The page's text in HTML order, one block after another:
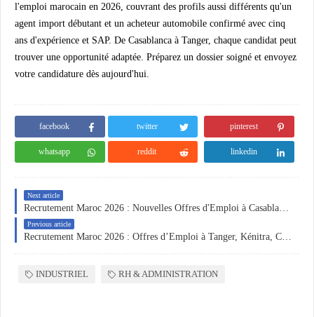
l'emploi marocain en 2026, couvrant des profils aussi différents qu'un
agent import débutant et un acheteur automobile confirmé avec cinq
ans d'expérience et SAP. De Casablanca à Tanger, chaque candidat peut
trouver une opportunité adaptée. Préparez un dossier soigné et envoyez
votre candidature dès aujourd'hui.
facebook twitter pinterest
whatsapp reddit linkedin
Next article
Previous article
INDUSTRIEL RH & ADMINISTRATION